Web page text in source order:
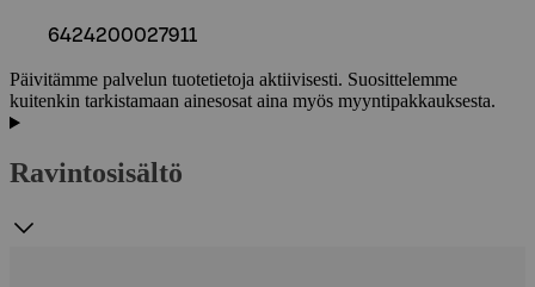
6424200027911
Päivitämme palvelun tuotetietoja aktiivisesti. Suosittelemme
kuitenkin tarkistamaan ainesosat aina myös myyntipakkauksesta.
Ravintosisältö